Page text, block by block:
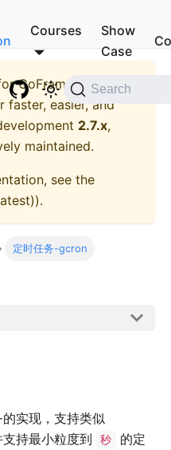
Courses
Show
Case
Search
GoFrame - A
easier, and
2.7.x,
maintained.
see the
).
定时任务-gcron
实现，支持类似
持最小粒度到 秒
的定